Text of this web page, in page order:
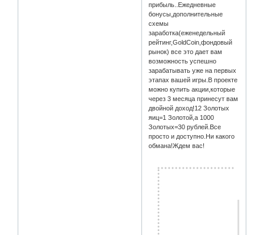
прибыль..Ежедневные
бонусы,дополнительные
схемы
заработка(еженедельный
рейтинг,GoldCoin,фондовый
рынок) все это дает вам
возможность успешно
зарабатывать уже на первых
этапах вашей игры.В проекте
можно купить акции,которые
через 3 месяца принесут вам
двойной доход!12 Золотых
яиц=1 Золотой,а 1000
Золотых=30 рублей.Все
просто и доступно.Ни какого
обмана!Ждем вас!